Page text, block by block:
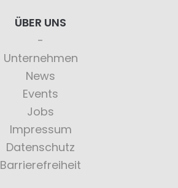
ÜBER UNS
Unternehmen
News
Events
Jobs
Impressum
Datenschutz
Barrierefreiheit